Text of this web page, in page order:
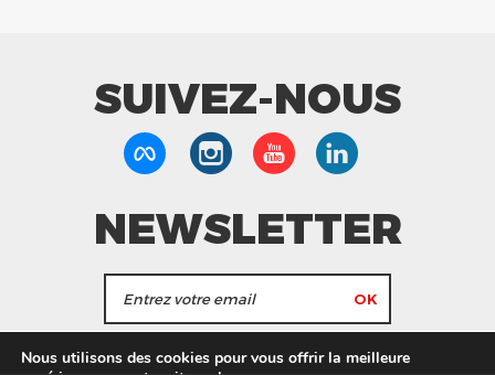
SUIVEZ-NOUS
NEWSLETTER
J'accepte de recevoir les actualités et les
Nous utilisons des cookies pour vous offrir la meilleure